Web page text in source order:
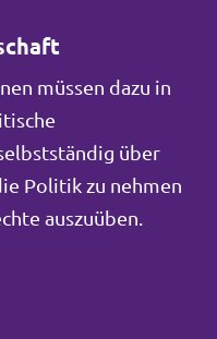
müssen dazu in
über
Politik zu nehmen
auszuüben.